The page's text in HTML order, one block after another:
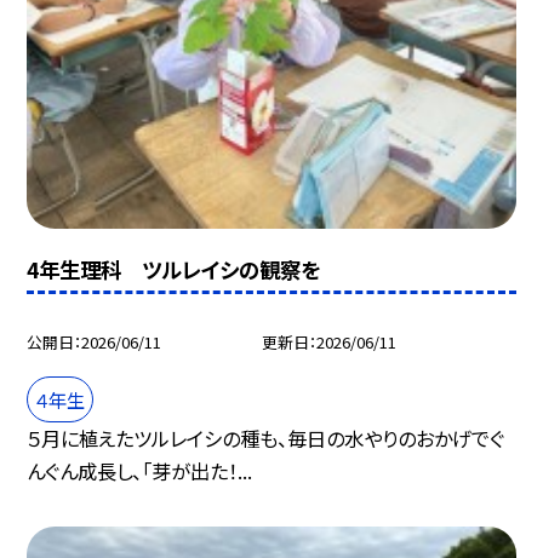
4年生理科 ツルレイシの観察を
公開日 2026/06/11 更新日 2026/06/11
４年生
５月に植えたツルレイシの種も、毎日の水やりのおかげでぐ
んぐん成長し、「芽が出た！...